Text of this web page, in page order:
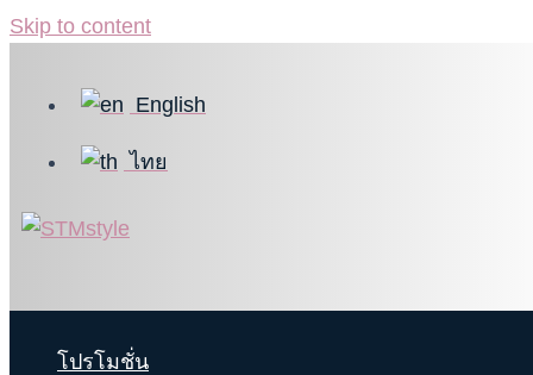
Skip to content
English
ไทย
โปรโมชั่น